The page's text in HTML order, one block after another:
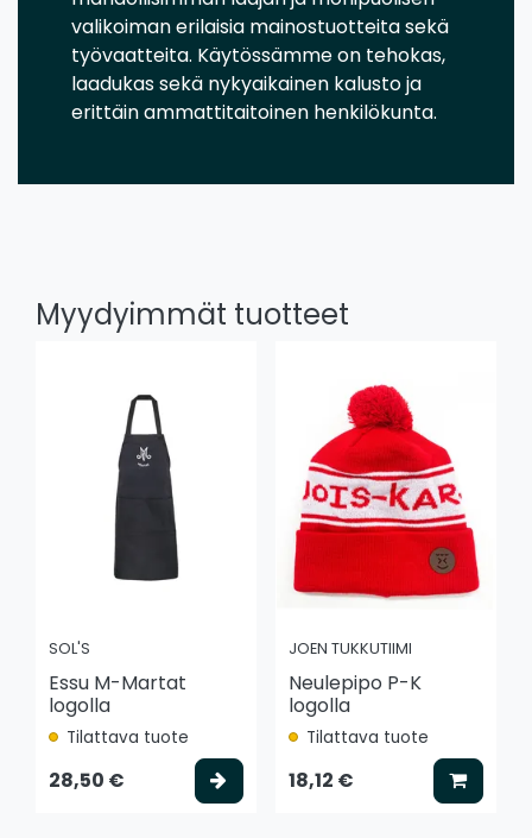
valikoiman erilaisia mainostuotteita sekä
työvaatteita. Käytössämme on tehokas,
laadukas sekä nykyaikainen kalusto ja
erittäin ammattitaitoinen henkilökunta.
Myydyimmät tuotteet
SOL'S
Essu M-Martat
logolla
Tilattava tuote
28,50 € Valitse vaihtoehto
JOEN TUKKUTIIMI
Neulepipo P-K
logolla
Tilattava tuote
18,12 € Lisää